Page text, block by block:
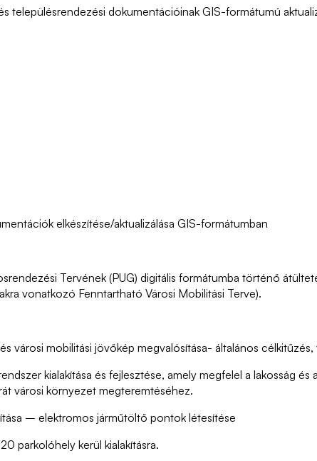
településrendezési dokumentációinak GIS-formátumú
elkészítése/aktualizálása GIS-formátumban
Tervének (PUG) digitális formátumba történő
vonatkozó Fenntartható Városi Mobilitási Terve).
városi mobilitási jövőkép megvalósítása- általános
kialakítása és fejlesztése, amely megfelel a lakosság
városi környezet megteremtéséhez.
– elektromos járműtöltő pontok létesítése
parkolóhely kerül kialakításra.